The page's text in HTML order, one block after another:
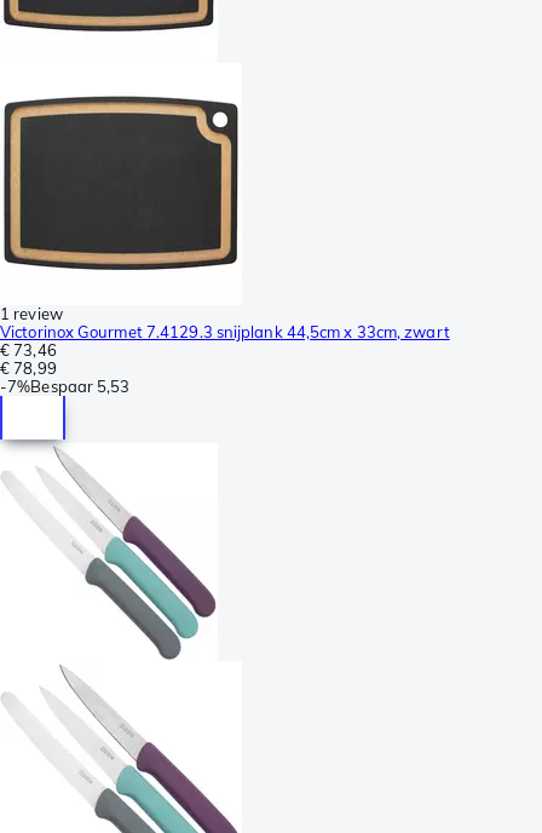
1 review
Victorinox Gourmet 7.4129.3 snijplank 44,5cm x 33cm, zwart
€ 73,46
€ 78,99
-7%Bespaar 5,53